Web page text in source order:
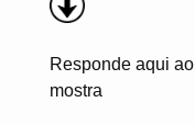
Responde aqui ao
mostra